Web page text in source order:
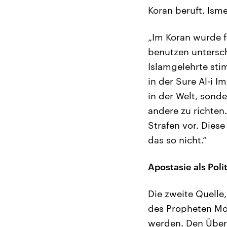
Koran beruft.
„Im Koran
benutzen
Islamgelehrte
in der Sure Al-i
in der Welt,
andere zu
Strafen vor.
das so nicht.“
Apostasie als
Die zweite
des Propheten
werden. Den